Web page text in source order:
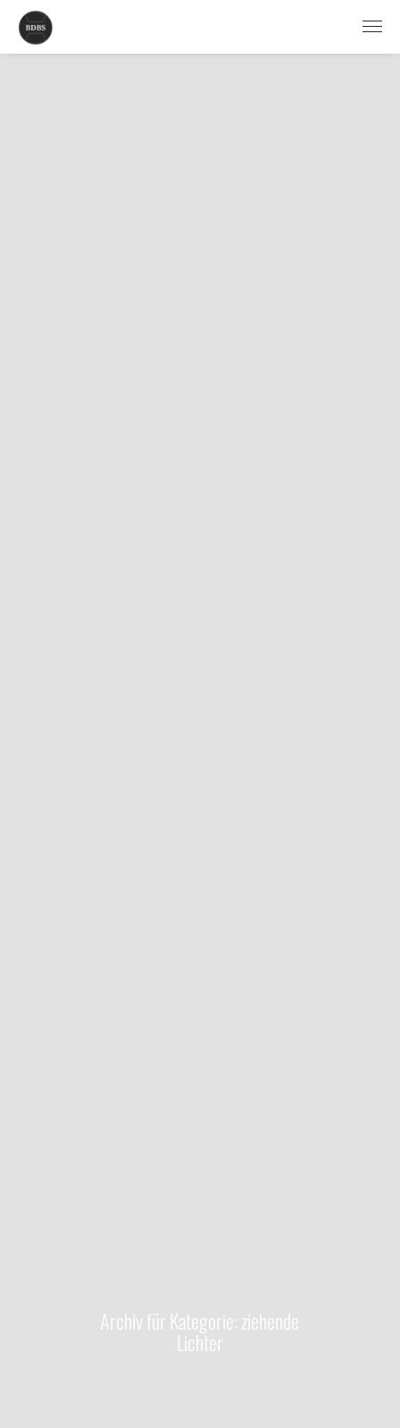
Archiv für Kategorie: ziehende
Lichter